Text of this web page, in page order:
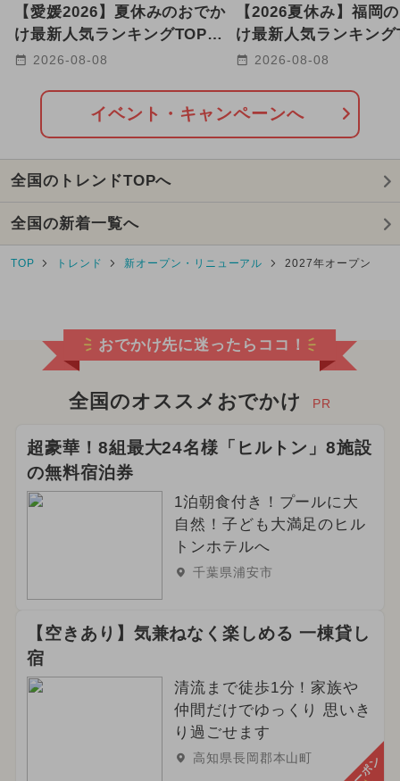
【愛媛2026】夏休みのおでか
け最新人気ランキングTOP10
プール・室内遊び場・体験系
2026-08-08
【2026夏休み】福岡
け最新人気ランキング
恐竜体験・水族館・
2026-08-08
イベント・キャンペーンへ
全国のトレンドTOPへ
全国の新着一覧へ
TOP トレンド 新オープン・リニューアル 2027年オープン
おでかけ先に迷ったらココ！
全国のオススメおでかけ PR
超豪華！8組最大24名様「ヒルトン」8施設
の無料宿泊券
1泊朝食付き！プールに大
自然！子ども大満足のヒル
トンホテルへ
千葉県浦安市
【空きあり】気兼ねなく楽しめる 一棟貸し
宿
清流まで徒歩1分！家族や
仲間だけでゆっくり 思いき
り過ごせます
高知県長岡郡本山町